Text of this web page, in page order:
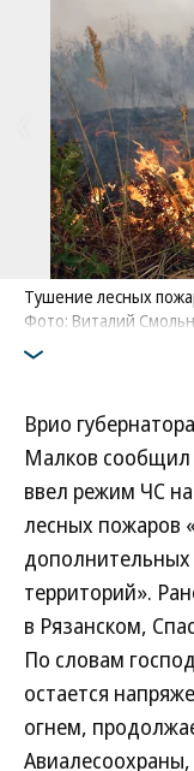
Тушение лесных
Фото: Виталий
Врио
Малков сообщил
ввел режим ЧС
лесных пожаров
территорий».
в Рязанском,
По словам
остается
огнем,